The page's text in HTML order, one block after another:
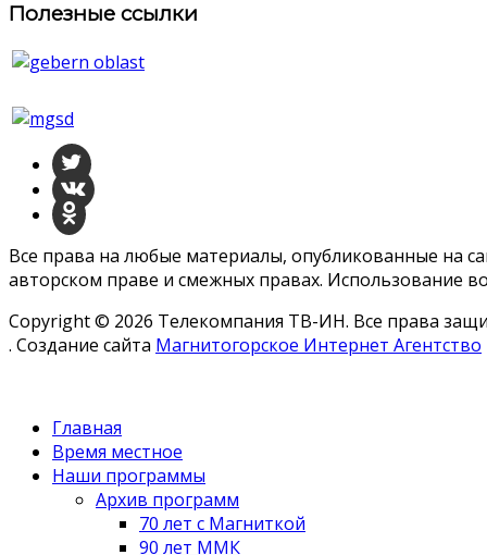
Полезные ссылки
Все права на любые материалы, опубликованные на
авторском праве и смежных правах. Использование
Copyright © 2026 Телекомпания ТВ-ИН. Все права
. Создание сайта Магнитогорское Интернет Агентство
Главная
Время местное
Наши программы
Архив программ
70 лет с Магниткой
90 лет ММК